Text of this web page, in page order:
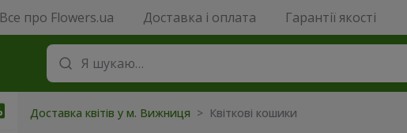
Все про Flowers.ua Доставка і оплата Гарантії якості
Доставка квітів у м. Вижниця > Квіткові кошики